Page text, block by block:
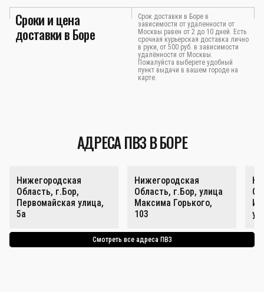
Сроки и цена
доставки в Боре
Срок доставки в Боре в
зависимости от удаленности от
Москвы равен от 2 до 10 дней. Есть
срочная курьерская доставка лично
в руки, от 500 руб. в зависимости
удалённости от Москвы.
Пожалуйста выберете удобный
пункт выдачи в вашем городе на
карте.
АДРЕСА ПВЗ В БОРЕ
Нижегородская
Область, г.Бор,
Первомайская улица,
5а
Нижегородская
Область, г.Бор, улица
Максима Горького,
103
Смотреть все адреса ПВЗ